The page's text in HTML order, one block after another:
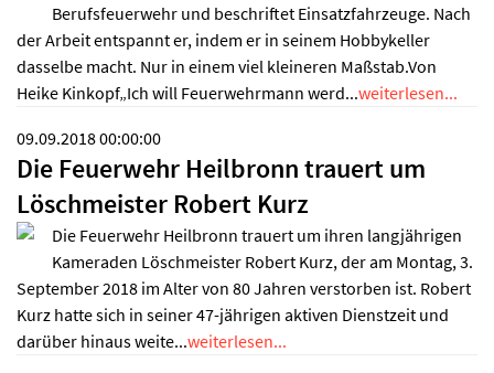
Berufsfeuerwehr und beschriftet Einsatzfahrzeuge. Nach
der Arbeit entspannt er, indem er in seinem Hobbykeller
dasselbe macht. Nur in einem viel kleineren Maßstab.Von
Heike Kinkopf„Ich will Feuerwehrmann werd...weiterlesen...
09.09.2018 00:00:00
Die Feuerwehr Heilbronn trauert um
Löschmeister Robert Kurz
Die Feuerwehr Heilbronn trauert um ihren langjährigen
Kameraden Löschmeister Robert Kurz, der am Montag, 3.
September 2018 im Alter von 80 Jahren verstorben ist. Robert
Kurz hatte sich in seiner 47-jährigen aktiven Dienstzeit und
darüber hinaus weite...weiterlesen...